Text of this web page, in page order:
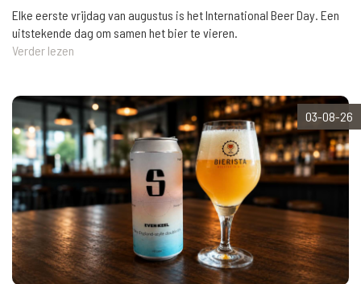
Elke eerste vrijdag van augustus is het International Beer Day. Een
uitstekende dag om samen het bier te vieren.
Verder lezen
03-08-26